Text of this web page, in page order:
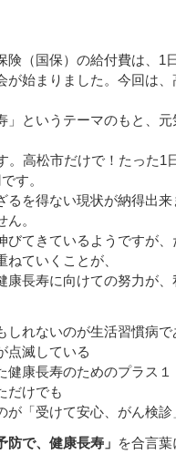
修会
険（国保）の給付費は、1
が始まりました。今回は
」というテーマのもと、
高松市だけで！たった1
す。
るを得ない現状が納得出
。
てきているようですが、
ていくことが、
康長寿に向けての努力が
れないのが生活習慣病で
点滅している
健康長寿のためのプラス
だけでも
「受けて安心、がん検診
防で、健康長寿」 を合言